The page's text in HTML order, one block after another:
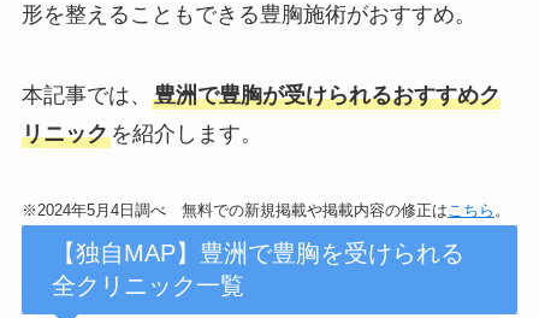
形を整えることもできる豊胸施術がおすすめ。
本記事では、 豊洲で豊胸が受けられるおすすめク
リニックを紹介します。
※2024年5月4日調べ 無料での新規掲載や掲載内容の修正はこちら 。
【独自MAP】豊洲で豊胸を受けられる
全クリニック一覧